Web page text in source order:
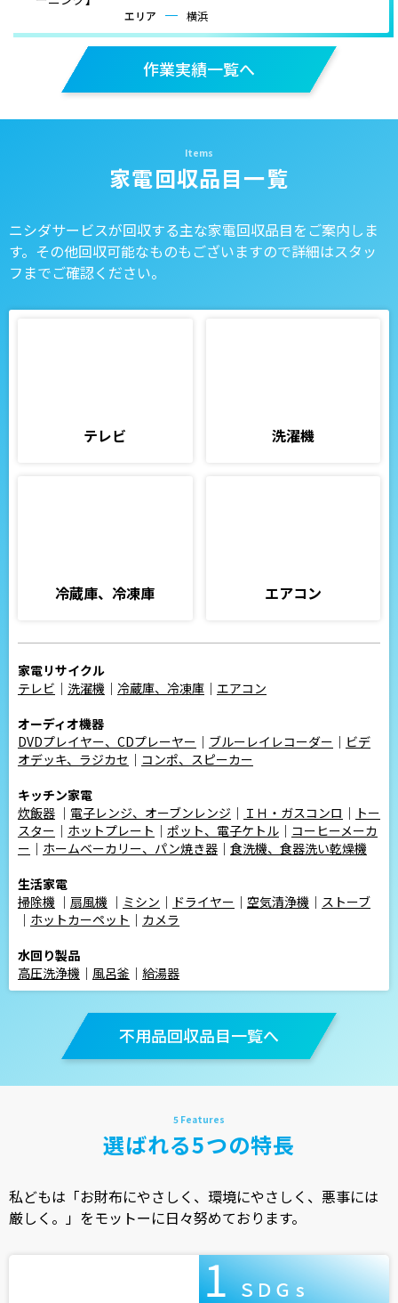
エリア 横浜
作業実績一覧へ
家電回収品目一覧
ニシダサービスが回収する主な家電回収品目をご案内しま
す。その他回収可能なものもございますので詳細はスタッ
フまでご確認ください。
テレビ 洗濯機
冷蔵庫、冷凍庫 エアコン
家電リサイクル
テレビ ｜ 洗濯機 ｜ 冷蔵庫、冷凍庫 ｜ エアコン
オーディオ機器
DVDプレイヤー、CDプレーヤー ｜ ブルーレイレコーダー ｜ ビデ
オデッキ、ラジカセ ｜ コンポ、スピーカー
キッチン家電
炊飯器 ｜ 電子レンジ、オーブンレンジ ｜ ＩＨ・ガスコンロ ｜ トー
スター ｜ ホットプレート ｜ ポット、電子ケトル ｜ コーヒーメーカ
ー ｜ ホームベーカリー、パン焼き器 ｜ 食洗機、食器洗い乾燥機
生活家電
掃除機 ｜ 扇風機 ｜ ミシン ｜ ドライヤー ｜ 空気清浄機 ｜ ストーブ
｜ ホットカーペット ｜ カメラ
水回り製品
高圧洗浄機 ｜ 風呂釜 ｜ 給湯器
不用品回収品目一覧へ
選ばれる5つの特長
私どもは「お財布にやさしく、環境にやさしく、悪事には
厳しく。」をモットーに日々努めております。
ＳＤＧ s